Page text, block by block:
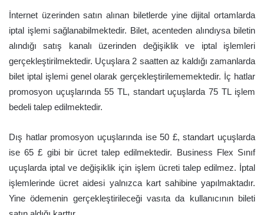
İnternet üzerinden satın alınan biletlerde yine dijital ortamlarda
iptal işlemi sağlanabilmektedir. Bilet, acenteden alındıysa biletin
alındığı satış kanalı üzerinden değişiklik ve iptal işlemleri
gerçekleştirilmektedir. Uçuşlara 2 saatten az kaldığı zamanlarda
bilet iptal işlemi genel olarak gerçekleştirilememektedir. İç hatlar
promosyon uçuşlarında 55 TL, standart uçuşlarda 75 TL işlem
bedeli talep edilmektedir.
Dış hatlar promosyon uçuşlarında ise 50 £, standart uçuşlarda
ise 65 £ gibi bir ücret talep edilmektedir. Business Flex Sınıf
uçuşlarda iptal ve değişiklik için işlem ücreti talep edilmez. İptal
işlemlerinde ücret aidesi yalnızca kart sahibine yapılmaktadır.
Yine ödemenin gerçekleştirileceği vasıta da kullanıcının bileti